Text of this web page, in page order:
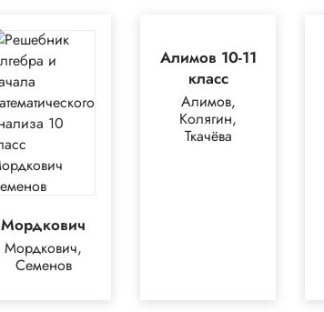
Мордкович
Мордкович,
Семенов
Алимов 10-11
класс
Алимов,
Колягин,
Ткачёва